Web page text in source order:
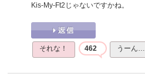
Kis-My-Ft2じゃないですかね。
それな！ 462 うーん…